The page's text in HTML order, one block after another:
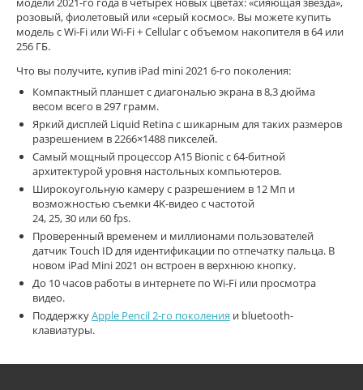
розовый, фиолетовый или «серый космос». Вы можете купить
модель с Wi-Fi или Wi-Fi + Cellular с объемом накопителя в 64 или
256 ГБ.
Что вы получите, купив iPad mini 2021 6-го поколения:
Компактный планшет с диагональю экрана в 8,3 дюйма
весом всего в 297 грамм.
Яркий дисплей Liquid Retina с шикарным для таких размеров
разрешением в 2266×1488 пикселей.
Самый мощный процессор A15 Bionicс 64‑битной
архитектурой уровня настольных компьютеров.
Широкоугольную камеру с разрешением в 12 Мп и
возможностью съемки 4K-видео с частотой
24, 25, 30 или 60 fps.
Проверенный временем и миллионами пользователей
датчик Touch ID для идентификации по отпечатку пальца. В
новом iPad Mini 2021 он встроен в верхнюю кнопку.
До 10 часов работы в интернете по Wi‑Fi или просмотра
видео.
ПоддержкуApple Pencil 2‑го поколения и bluetooth-
клавиатуры.